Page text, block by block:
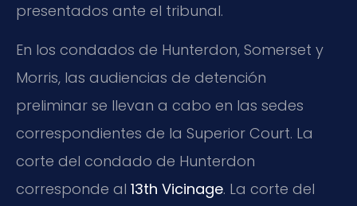
presentados ante el tribunal.
En los condados de Hunterdon, Somerset y
Morris, las audiencias de detención
preliminar se llevan a cabo en las sedes
correspondientes de la Superior Court. La
corte del condado de Hunterdon
corresponde al 13th Vicinage. La corte del